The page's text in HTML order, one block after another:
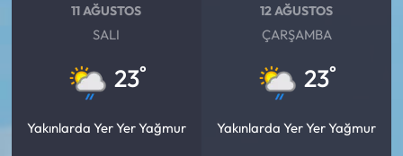
11 AĞUSTOS
SALI
23°
Yakınlarda Yer Yer Yağmur
12 AĞUSTOS
ÇARŞAMBA
23°
Yakınlarda Yer Yer Yağmur